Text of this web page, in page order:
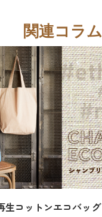
関連コラム
生コットンエコバッグ